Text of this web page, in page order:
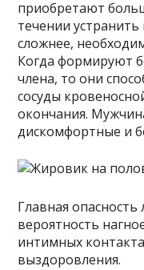
приобретают
течении
сложнее,
Когда формируют
члена, то они
сосуды
окончания.
дискомфортные и
Главная
вероятность
интимных
выздоровления.